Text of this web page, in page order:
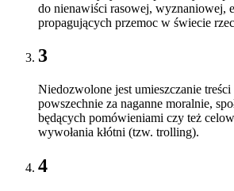
do nienawiści rasowej, wyznaniowej,
propagujących przemoc w świecie
3
Niedozwolone jest umieszczanie treści
powszechnie za naganne moralnie,
będących pomówieniami czy też
wywołania kłótni (tzw. trolling).
4